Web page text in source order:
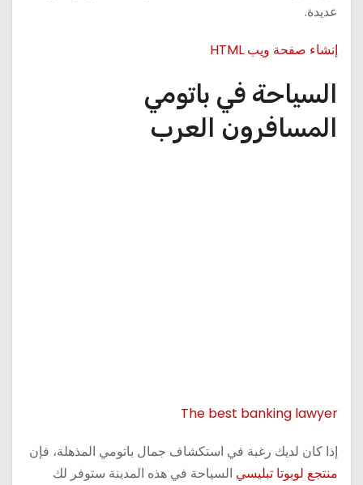
عديدة.
إنشاء صفحة ويب HTML
السياحة في باتومي
المسافرون العرب
The best banking lawyer
إذا كان لديك رغبة في استكشاف جمال باتومي المذهلة، فإن
منتجع لوبوتا تبليسي السياحة في هذه المدينة ستوفر لك